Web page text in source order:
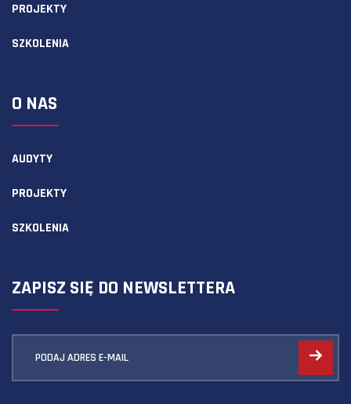
PROJEKTY
SZKOLENIA
O NAS
AUDYTY
PROJEKTY
SZKOLENIA
ZAPISZ SIĘ DO NEWSLETTERA
PODAJ ADRES E-MAIL